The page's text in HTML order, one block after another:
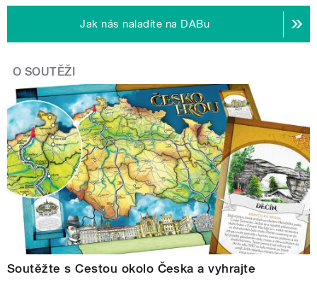
Jak nás naladíte na DABu
O SOUTĚŽI
Soutěžte s Cestou okolo Česka a vyhrajte